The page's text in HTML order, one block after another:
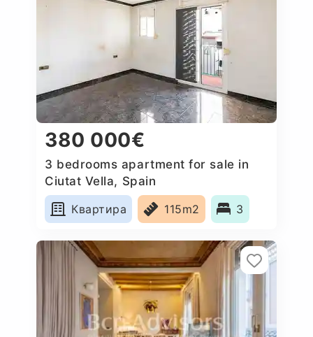
380 000€
3 bedrooms apartment for sale in
Ciutat Vella, Spain
Квартира
115m2 3